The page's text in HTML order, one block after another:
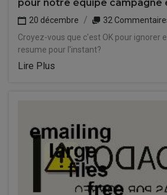
pour notre équipe campagne
20 décembre
32
Croyez-vous que c'est OK pour ignorer
resume pour l'instant?
Lire Plus